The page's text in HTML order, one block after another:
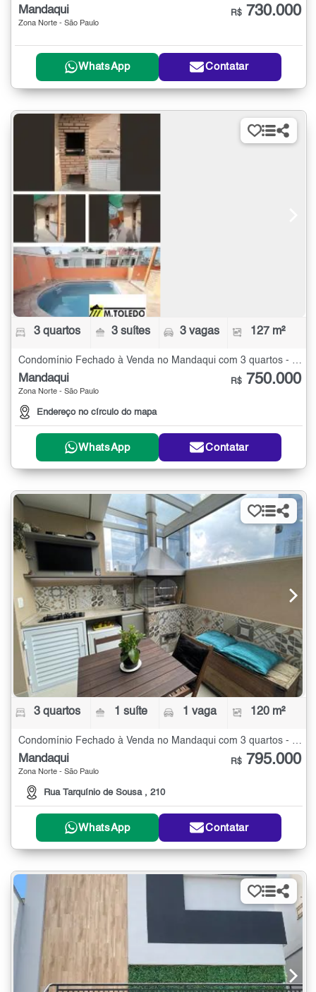
Mandaqui
Zona Norte - São Paulo
R$ 730.000
WhatsApp Contatar
3 quartos 3 suítes 3 vagas 127 m²
Condomínio Fechado à Venda no Mandaqui com 3 quartos - 127 m²
Mandaqui
Zona Norte - São Paulo
Endereço no círculo do mapa
R$ 750.000
WhatsApp Contatar
3 quartos 1 suíte 1 vaga 120 m²
Condomínio Fechado à Venda no Mandaqui com 3 quartos - 120 m²
Mandaqui
Zona Norte - São Paulo
Rua Tarquínio de Sousa , 210
R$ 795.000
WhatsApp Contatar